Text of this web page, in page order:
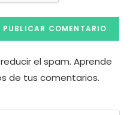
el spam.Aprende
de tus comentarios.